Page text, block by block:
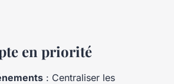
en priorité
: Centraliser les